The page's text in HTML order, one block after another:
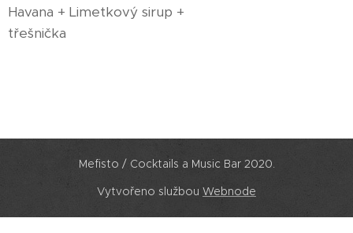
Havana + Limetkový sirup +
třešnička
Mefisto / Cocktails a Music Bar 2020.
Vytvořeno službou Webnode